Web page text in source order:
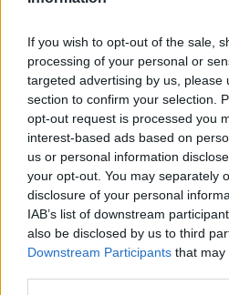
If you wish to opt-out of the sale,
processing of your personal or
targeted advertising by us, please
section to confirm your selection.
opt-out request is processed you
interest-based ads based on
us or personal information
your opt-out. You may separately
disclosure of your personal
IAB’s list of downstream
also be disclosed by us to third
Downstream Participants that may
Bulega teljesítménye
mutatott, bár egy hibája
hogy Miguel Oliveirával
Az ötös kanyarban
időt vett el tőle,
célját, hiszen a
végigmenni a futamon volt